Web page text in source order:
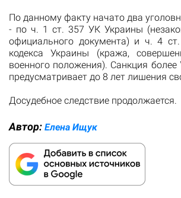
По данному факту начато два
- по ч. 1 ст. 357 УК Украины
официального документа) и ч. 4
кодекса Украины (кража,
военного положения). Санкция более
предусматривает до 8 лет лишения
Досудебное следствие продолжается.
Автор: Елена Ищук